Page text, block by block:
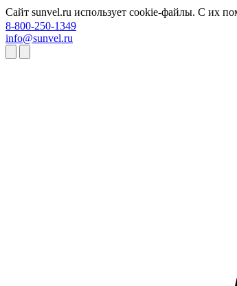
Сайт sunvel.ru использует cookie-файлы. С их
8-800-250-1349
info@sunvel.ru